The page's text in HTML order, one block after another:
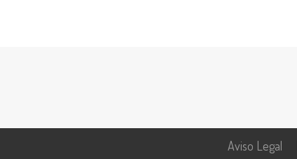
Aviso Legal